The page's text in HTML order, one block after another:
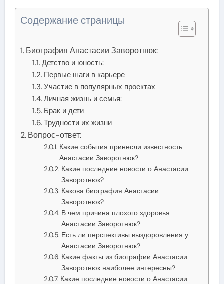
Содержание страницы
Биография Анастасии Заворотнюк:
Детство и юность:
Первые шаги в карьере
Участие в популярных проектах
Личная жизнь и семья:
Брак и дети
Трудности их жизни
Вопрос-ответ:
Какие события принесли известность
Анастасии Заворотнюк?
Какие последние новости о Анастасии
Заворотнюк?
Какова биография Анастасии
Заворотнюк?
В чем причина плохого здоровья
Анастасии Заворотнюк?
Есть ли перспективы выздоровления у
Анастасии Заворотнюк?
Какие факты из биографии Анастасии
Заворотнюк наиболее интересны?
Какие последние новости о Анастасии